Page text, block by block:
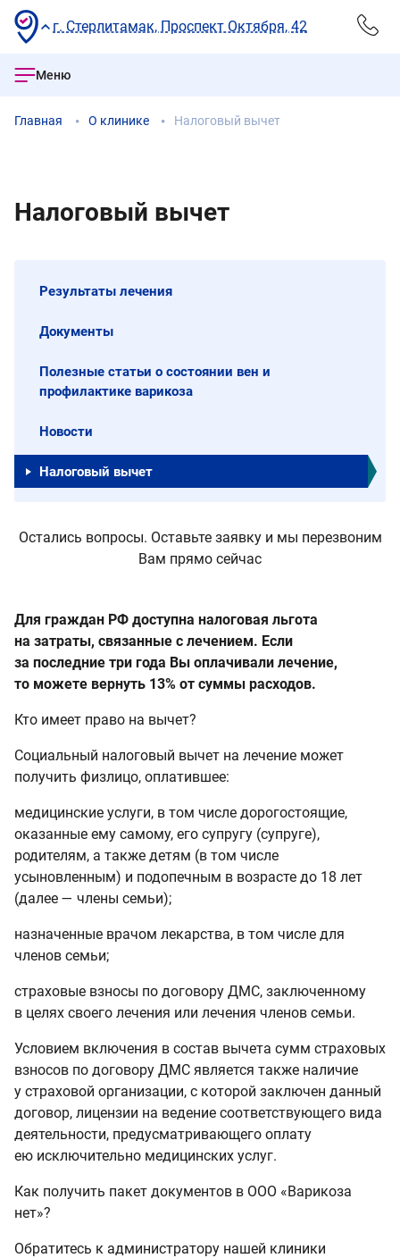
г. Стерлитамак, Проспект Октября, 42
Меню
Главная О клинике Налоговый вычет
Налоговый вычет
Для граждан РФ доступна налоговая льгота
на затраты, связанные с лечением. Если
за последние три года Вы оплачивали лечение,
то можете вернуть 13% от суммы расходов.
Кто имеет право на вычет?
Социальный налоговый вычет на лечение может
получить физлицо, оплатившее:
медицинские услуги, в том числе дорогостоящие,
оказанные ему самому, его супругу (супруге),
родителям, а также детям (в том числе
усыновленным) и подопечным в возрасте до 18 лет
(далее — члены семьи);
назначенные врачом лекарства, в том числе для
членов семьи;
страховые взносы по договору ДМС, заключенному
в целях своего лечения или лечения членов семьи.
Условием включения в состав вычета сумм страховых
взносов по договору ДМС является также наличие
у страховой организации, с которой заключен данный
договор, лицензии на ведение соответствующего вида
деятельности, предусматривающего оплату
ею исключительно медицинских услуг.
Как получить пакет документов в ООО «Варикоза
нет»?
Обратитесь к администратору нашей клиники
Результаты лечения
Документы
Полезные статьи о состоянии вен и
профилактике варикоза
Новости
Налоговый вычет
Остались вопросы. Оставьте заявку и мы перезвоним
Вам прямо сейчас